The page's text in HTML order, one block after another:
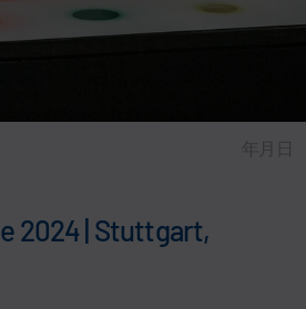
年月日
2024 | Stuttgart,